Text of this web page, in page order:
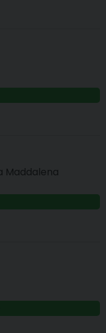
Maddalena